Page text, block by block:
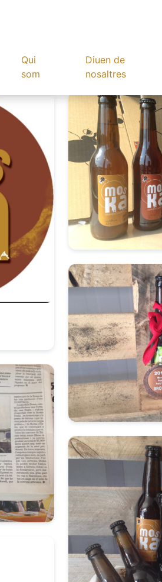
Qui
som
Diuen de
nosaltres